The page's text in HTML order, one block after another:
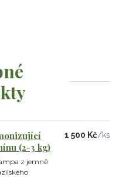
(2-3 kg)
z jemně
1 500 Kč/ks